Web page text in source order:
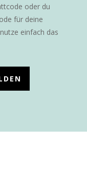
oder du
für deine
einfach das